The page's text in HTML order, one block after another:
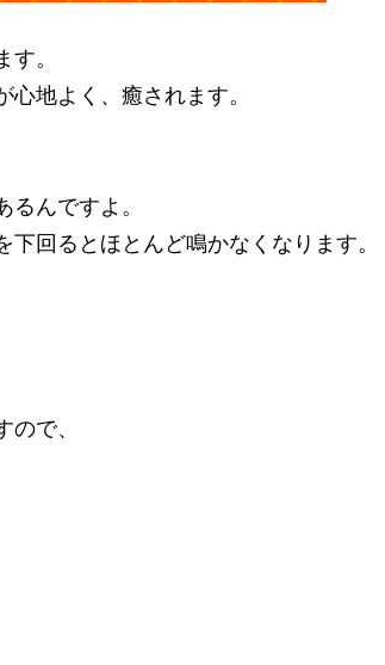
。
地よく、癒されます。
んですよ。
回るとほとんど鳴かなくなります。
で、